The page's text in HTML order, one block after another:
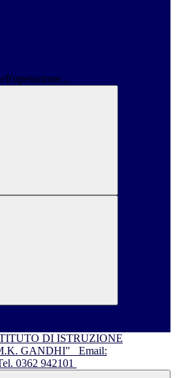
DI ISTRUZIONE
GANDHI"
Email:
0362 942101